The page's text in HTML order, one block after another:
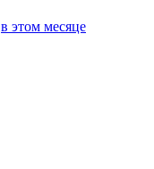
в этом месяце